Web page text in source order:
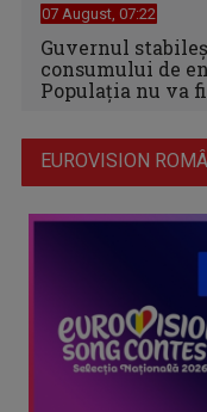
07 August, 07:22
Guvernul
consumului de
Populația nu va
EUROVISION